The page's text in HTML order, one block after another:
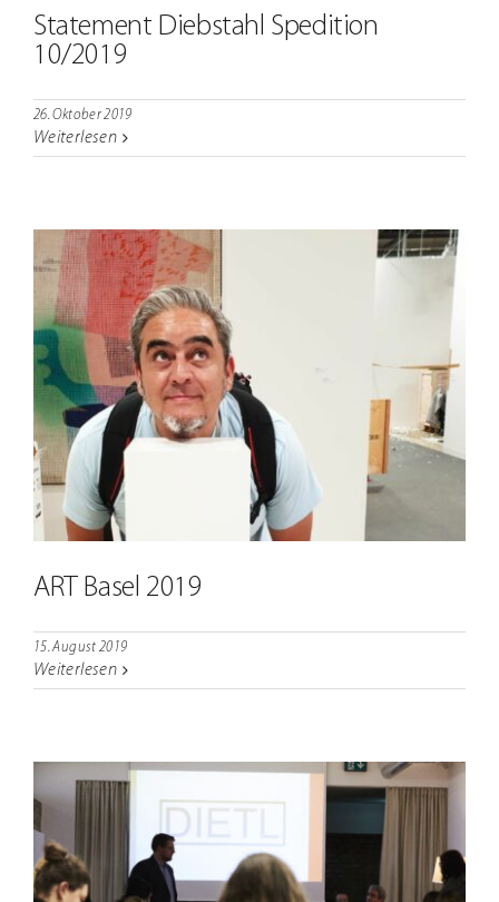
Statement Diebstahl Spedition
10/2019
26. Oktober 2019
Weiterlesen
ART Basel 2019
15. August 2019
Weiterlesen